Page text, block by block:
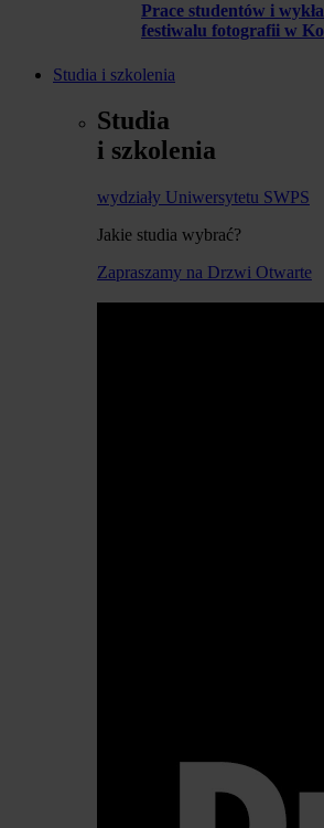
Prace studentów i
festiwalu fotografii w
Studia i szkolenia
Studia
i szkolenia
wydziały Uniwersytetu SWPS
Jakie studia wybrać?
Zapraszamy na Drzwi Otwarte